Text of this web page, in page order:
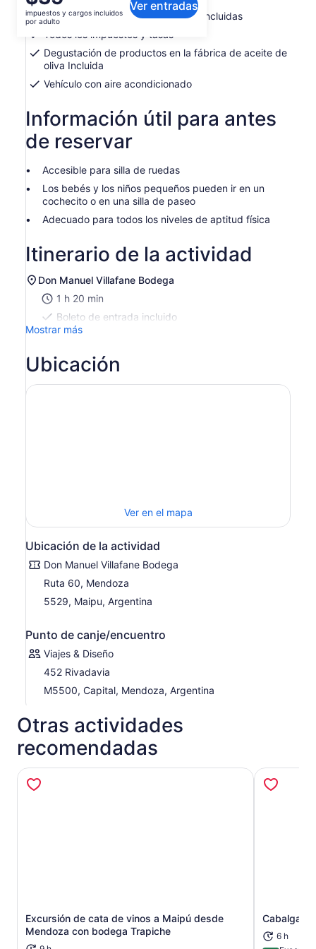
precio
es
de
$35.
adulto
impuestos y cargos incluidos
por adulto
Ver entradas
Todas las degustaciones de vinos incluidas
Todos los impuestos y tasas
Degustación de productos en la fábrica de aceite de
oliva Incluida
Vehículo con aire acondicionado
Información útil para antes
de reservar
Accesible para silla de ruedas
Los bebés y los niños pequeños pueden ir en un
cochecito o en una silla de paseo
Adecuado para todos los niveles de aptitud física
Itinerario de la actividad
Don Manuel Villafane Bodega
1 h 20 min
Boleto de entrada incluido
Mostrar más
Ubicación
Ver en el mapa
Ubicación de la actividad
Don Manuel Villafane Bodega
Ruta 60, Mendoza
5529, Maipu, Argentina
Punto de canje/encuentro
Viajes & Diseño
452 Rivadavia
M5500, Capital, Mendoza, Argentina
Otras actividades
recomendadas
Excursión de cata de vinos a Maipú desde
Mendoza con bodega Trapiche
Se abrirá en una nueva pestaña
Cabalgata
6 h